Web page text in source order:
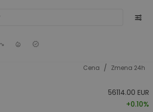
Cena / Zmena 24h
56114.00 EUR
+0.10%